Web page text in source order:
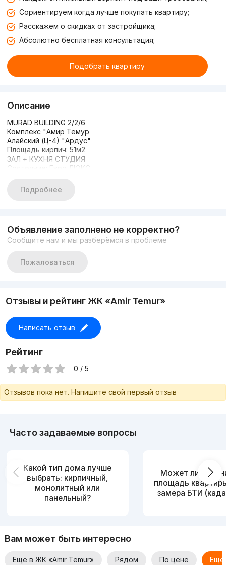
Сориентируем когда лучше покупать квартиру;
Расскажем о скидках от застройщика;
Абсолютно бесплатная консультация;
Подобрать квартиру
Описание
MURAD BUILDING 2/2/6
Комплекс "Амир Темур
Алайский (Ц-4) "Ардус"
Площадь кирпич: 51м2
ЗАЛ + КУХНЯ СТУДИЯ
Состояние: Евро ЛЮКС
Эксклюзивный дизайн
Есть арендатор
Подробнее
Объявление заполнено не корректно?
Сообщите нам и мы разберёмся в проблеме
Пожаловаться
Отзывы и рейтинг ЖК «Amir Temur»
Написать отзыв
Рейтинг
0 / 5
Отзывов пока нет. Напишите свой первый отзыв
Часто задаваемые вопросы
Какой тип дома лучше
выбрать: кирпичный,
монолитный или
панельный?
Может ли
площадь
замера БТИ
Вам может быть интересно
Еще в ЖК «Amir Temur» Рядом По цене Еще